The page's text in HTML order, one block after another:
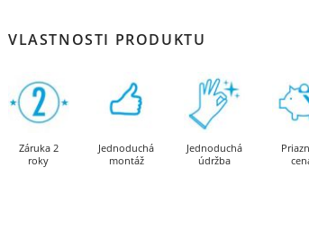
VLASTNOSTI PRODUKTU
Záruka 2
roky
Jednoduchá
montáž
Jednoduchá
údržba